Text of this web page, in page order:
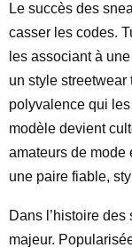
Le succès des
casser les codes.
les associant à
un style streetwear
polyvalence qui
modèle devient
amateurs de mode
une paire fiable,
Dans l’histoire
majeur.